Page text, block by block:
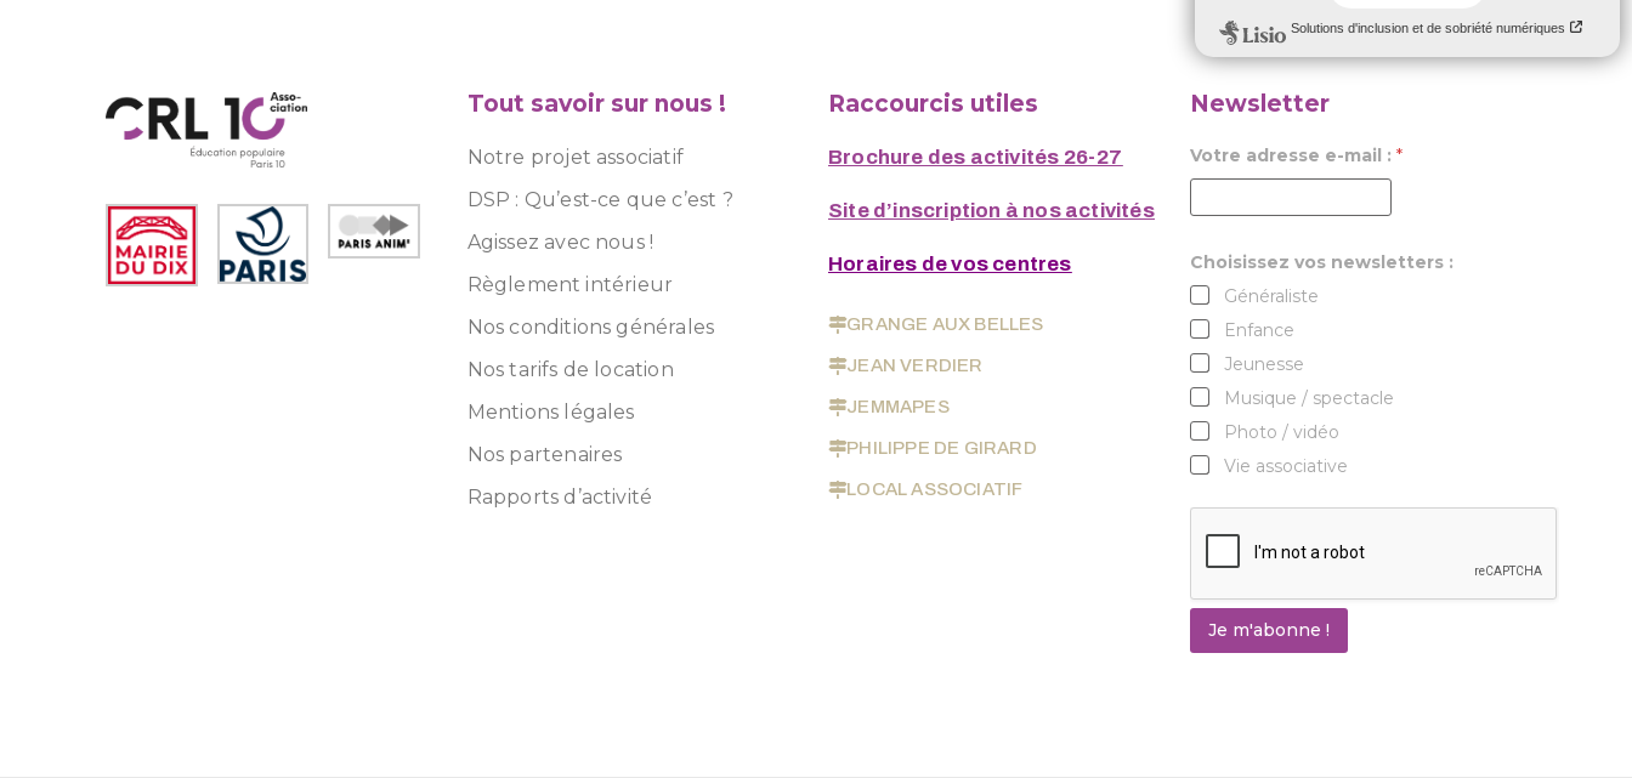
Tout savoir sur nous !
Notre projet associatif
DSP : Qu’est-ce que c’est ?
Agissez avec nous !
Règlement intérieur
Nos conditions générales
Nos tarifs de location
Mentions légales
Nos partenaires
Rapports d’activité
Raccourcis utiles
Brochure des activités 26-27
Site d’inscription à nos activités
Horaires de vos centres
GRANGE AUX BELLES
JEAN VERDIER
JEMMAPES
PHILIPPE DE GIRARD
LOCAL ASSOCIATIF
Newsletter
Votre adresse e-mail : *
Choisissez vos newsletters :
Généraliste
Enfance
Jeunesse
Musique / spectacle
Photo / vidéo
Vie associative
Je m'abonne !